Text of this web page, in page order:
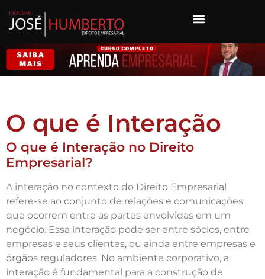
O que é Interação
O que é Interação no Direito
Empresarial?
A interação no contexto do Direito Empresarial
refere-se ao conjunto de relações e comunicações
que ocorrem entre as partes envolvidas em um
negócio. Essa interação pode ser entre sócios, entre
empresas e seus clientes, ou ainda entre empresas e
órgãos reguladores. No ambiente corporativo, a
interação é fundamental para a construção de